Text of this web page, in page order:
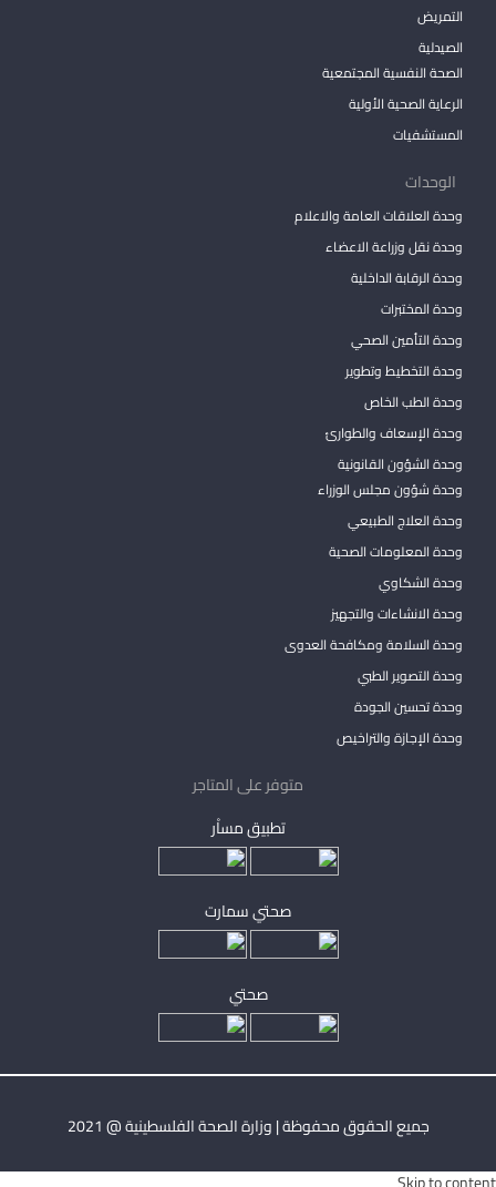
التمريض
الصيدلية
الصحة النفسية المجتمعية
الرعاية الصحية الأولية
المستشفيات
الوحدات
وحدة العلاقات العامة والاعلام
وحدة نقل وزراعة الاعضاء
وحدة الرقابة الداخلية
وحدة المختبرات
وحدة التأمين الصحي
وحدة التخطيط وتطوير
وحدة الطب الخاص
وحدة الإسعاف والطوارئ
وحدة الشؤون القانونية
وحدة شؤون مجلس الوزراء
وحدة العلاج الطبيعي
وحدة المعلومات الصحية
وحدة الشكاوي
وحدة الانشاءات والتجهيز
وحدة السلامة ومكافحة العدوى
وحدة التصوير الطبي
وحدة تحسين الجودة
وحدة الإجازة والتراخيص
متوفر على المتاجر
تطبيق مساْر
صحتي سمارت
صحتي
جميع الحقوق محفوظة | وزارة الصحة الفلسطينية @ 2021